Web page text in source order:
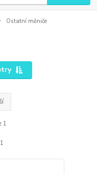
Ostatní měniče
1